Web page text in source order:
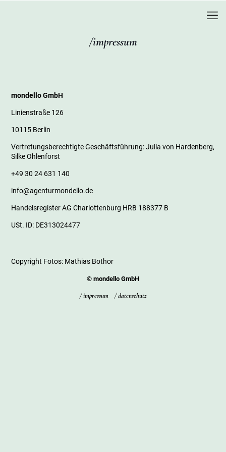
/impressum
mondello GmbH
Linienstraße 126
10115 Berlin
Vertretungsberechtigte Geschäftsführung: Julia von Hardenberg,
Silke Ohlenforst
+49 30 24 631 140
info@agenturmondello.de
Handelsregister AG Charlottenburg HRB 188377 B
USt. ID: DE313024477
Copyright Fotos: Mathias Bothor
© mondello GmbH
/ impressum /datenschutz